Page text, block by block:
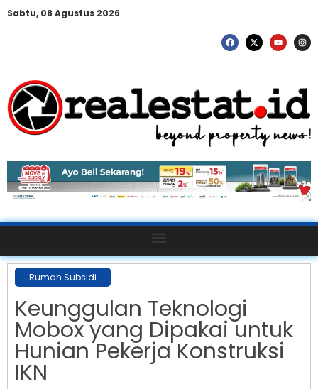
Sabtu, 08 Agustus 2026
Rumah Subsidi
Keunggulan Teknologi
Mobox yang Dipakai untuk
Hunian Pekerja Konstruksi
IKN